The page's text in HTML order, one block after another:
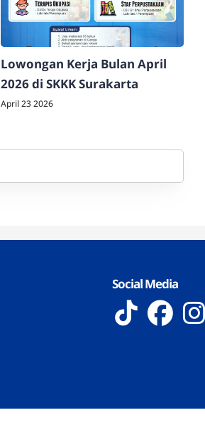
Lowongan Kerja Bulan April
2026 di SKKK Surakarta
April 23 2026
Social Media